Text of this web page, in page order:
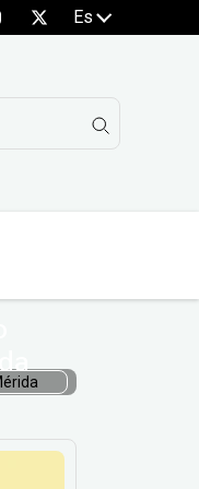
Es